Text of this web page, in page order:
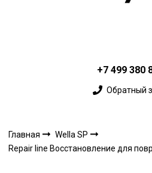
+7 499 380
Обратный
Главная
Wella SP
Repair line Восстановление для